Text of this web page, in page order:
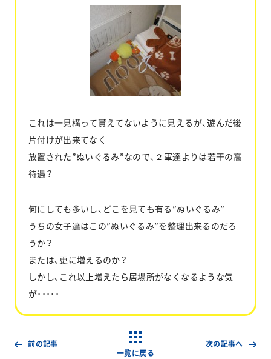
これは一見構って貰えてないように見えるが、遊んだ後
片付けが出来てなく
放置された”ぬいぐるみ”なので、２軍達よりは若干の高
待遇？
何にしても多いし、どこを見ても有る”ぬいぐるみ”
うちの女子達はこの”ぬいぐるみ”を整理出来るのだろ
うか？
または、更に増えるのか？
しかし、これ以上増えたら居場所がなくなるような気
が・・・・・
前の記事
一覧に戻る
次の記事へ